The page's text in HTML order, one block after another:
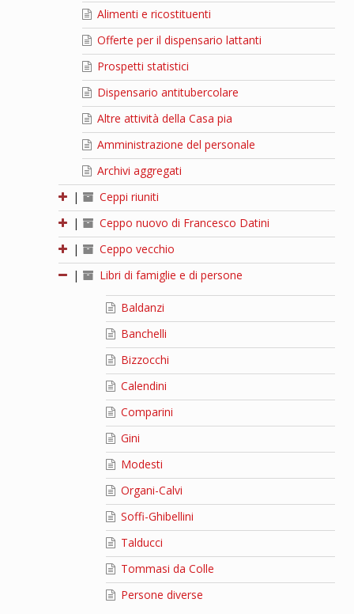
Alimenti e ricostituenti
Offerte per il dispensario lattanti
Prospetti statistici
Dispensario antitubercolare
Altre attività della Casa pia
Amministrazione del personale
Archivi aggregati
|
Ceppi riuniti
|
Ceppo nuovo di Francesco Datini
|
Ceppo vecchio
|
Libri di famiglie e di persone
Baldanzi
Banchelli
Bizzocchi
Calendini
Comparini
Gini
Modesti
Organi-Calvi
Soffi-Ghibellini
Talducci
Tommasi da Colle
Persone diverse